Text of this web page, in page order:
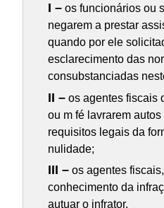
I – os funcionários ou
negarem a prestar
quando por ele
esclarecimento das
consubstanciadas
II – os agentes fiscais
ou m fé lavrarem
requisitos legais da
nulidade;
III – os agentes
conhecimento da
autuar o infrator.